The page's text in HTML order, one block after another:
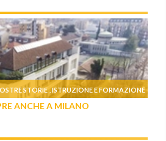
STORIE ISTRUZIONE E FORMAZIONE
ANCHE A MILANO